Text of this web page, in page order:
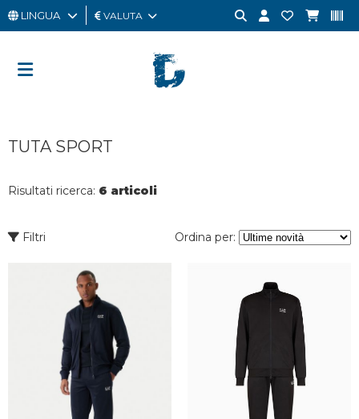
UOMO
CARD
LINGUA VALUTA
TUTA SPORT
Risultati ricerca: 6 articoli
Filtri Ordina per: